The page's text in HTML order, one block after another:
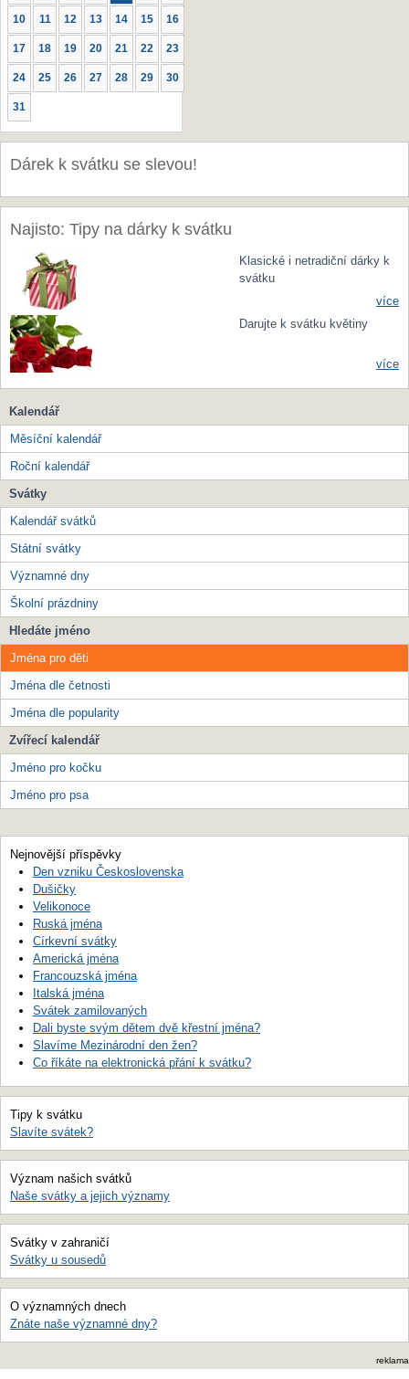
10 11 12 13 14 15 16
17 18 19 20 21 22 23
24 25 26 27 28 29 30
31
Dárek k svátku se slevou!
Najisto: Tipy na dárky k svátku
Klasické i netradiční dárky k
svátku
více
Darujte k svátku květiny
více
Kalendář
Měsíční kalendář
Roční kalendář
Svátky
Kalendář svátků
Státní svátky
Významné dny
Školní prázdniny
Hledáte jméno
Jména pro děti
Jména dle četnosti
Jména dle popularity
Zvířecí kalendář
Jméno pro kočku
Jméno pro psa
Nejnovější příspěvky
Den vzniku Československa
Dušičky
Velikonoce
Ruská jména
Církevní svátky
Americká jména
Francouzská jména
Italská jména
Svátek zamilovaných
Dali byste svým dětem dvě křestní jména?
Slavíme Mezinárodní den žen?
Co říkáte na elektronická přání k svátku?
Tipy k svátku
Slavíte svátek?
Význam našich svátků
Naše svátky a jejich významy
Svátky v zahraničí
Svátky u sousedů
O významných dnech
Znáte naše významné dny?
reklama